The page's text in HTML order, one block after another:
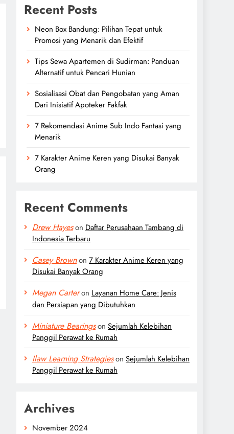
Recent Posts
Neon Box Bandung: Pilihan Tepat untuk
Promosi yang Menarik dan Efektif
Tips Sewa Apartemen di Sudirman: Panduan
Alternatif untuk Pencari Hunian
Sosialisasi Obat dan Pengobatan yang Aman
Dari Inisiatif Apoteker Fakfak
7 Rekomendasi Anime Sub Indo Fantasi yang
Menarik
7 Karakter Anime Keren yang Disukai Banyak
Orang
Recent Comments
Drew Hayeson Daftar Perusahaan Tambang di
Indonesia Terbaru
Casey Brownon 7 Karakter Anime Keren yang
Disukai Banyak Orang
Megan Carteron Layanan Home Care: Jenis
dan Persiapan yang Dibutuhkan
Miniature Bearingson Sejumlah Kelebihan
Panggil Perawat ke Rumah
Ilaw Learning Strategieson Sejumlah Kelebihan
Panggil Perawat ke Rumah
Archives
November 2024